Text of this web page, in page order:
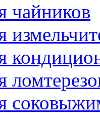
чайников